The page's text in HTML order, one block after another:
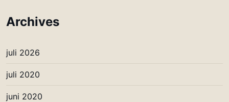
Archives
juli 2026
juli 2020
juni 2020